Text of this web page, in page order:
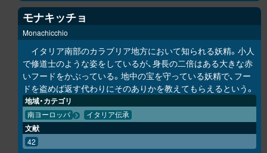
モナキッチョ
Monachicchio
イタリア南部のカラブリア地方において知られる妖精。小人
で修道士のような姿をしているが、身長の二倍はある大きな赤
いフードをかぶっている。地中の宝を守っている妖精で、フー
ドを盗めば返す代わりにそのありかを教えてもらえるという。
地域・カテゴリ
南ヨーロッパ イタリア伝承
文献
42